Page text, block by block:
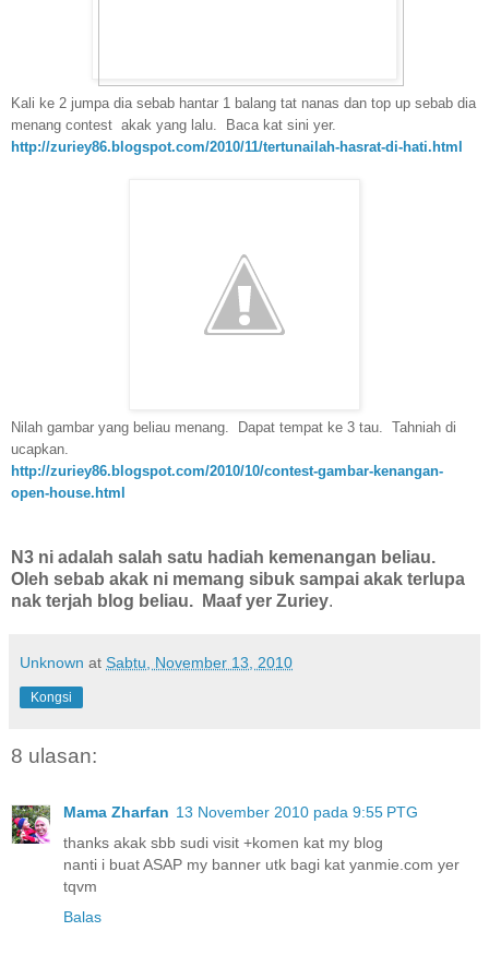
Kali ke 2 jumpa dia sebab hantar 1 balang tat nanas dan top up sebab dia
menang contest akak yang lalu. Baca kat sini yer.
http://zuriey86.blogspot.com/2010/11/tertunailah-hasrat-di-hati.html
Nilah gambar yang beliau menang. Dapat tempat ke 3 tau. Tahniah di
ucapkan.
http://zuriey86.blogspot.com/2010/10/contest-gambar-kenangan-
open-house.html
N3 ni adalah salah satu hadiah kemenangan beliau.
Oleh sebab akak ni memang sibuk sampai akak terlupa
nak terjah blog beliau. Maaf yer Zuriey.
Unknown at Sabtu, November 13, 2010
Kongsi
8 ulasan:
Mama Zharfan 13 November 2010 pada 9:55 PTG
thanks akak sbb sudi visit +komen kat my blog
nanti i buat ASAP my banner utk bagi kat yanmie.com yer
tqvm
Balas